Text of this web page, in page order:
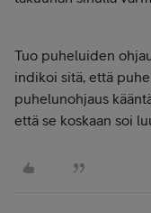
Tuo puheluiden
indikoi sitä, että
puhelunohjaus
että se koskaan soi